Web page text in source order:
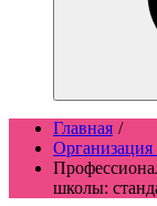
Главная
Организация
школы: